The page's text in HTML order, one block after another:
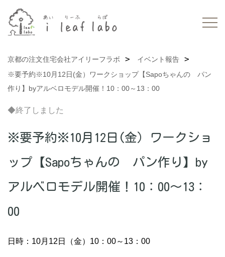
京都の注文住宅会社アイリーフラボ
イベント報告
※要予約※10月12日(金）ワークショップ【Sapoちゃんの パン
作り】byアルベロモデル開催！10：00～13：00
◆終了しました
※要予約※10月12日(金）ワークショ
ップ【Sapoちゃんの パン作り】by
アルベロモデル開催！10：00～13：
00
日時：10月12日（金）10：00～13：00